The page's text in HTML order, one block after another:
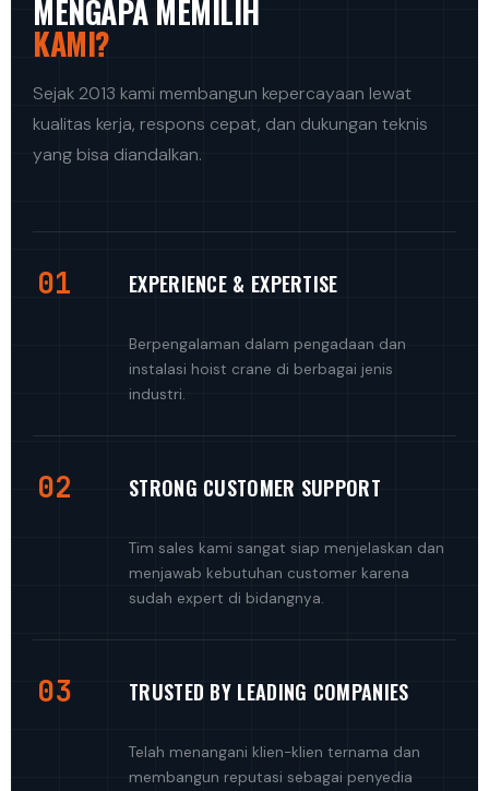
MENGAPA MEMILIH
KAMI?
Sejak 2013 kami membangun kepercayaan lewat
kualitas kerja, respons cepat, dan dukungan teknis
yang bisa diandalkan.
01 EXPERIENCE & EXPERTISE
Berpengalaman dalam pengadaan dan
instalasi hoist crane di berbagai jenis
industri.
02 STRONG CUSTOMER SUPPORT
Tim sales kami sangat siap menjelaskan dan
menjawab kebutuhan customer karena
sudah expert di bidangnya.
03 TRUSTED BY LEADING COMPANIES
Telah menangani klien-klien ternama dan
membangun reputasi sebagai penyedia